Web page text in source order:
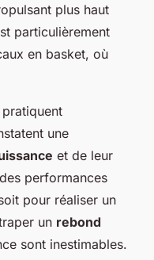
plus haut
particulièrement
en basket, où
une
et de leur
performances
pour réaliser un
un rebond
sont inestimables.